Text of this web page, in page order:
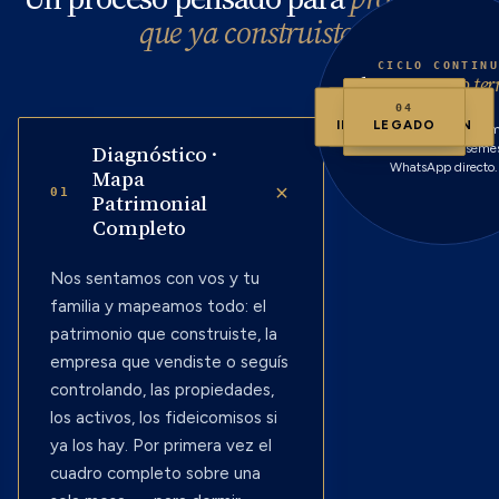
que ya construiste.
01
Diagnóstico ·
Mapa
Patrimonial
Completo
+
Nos sentamos con vos y tu
familia y mapeamos todo: el
patrimonio que construiste, la
empresa que vendiste o seguís
controlando, las propiedades,
los activos, los fideicomisos si
ya los hay. Por primera vez el
cuadro completo sobre una
CICLO
El procesono
Rebalanceo · research
mensual · reuniones
WhatsApp directo.
01
DIAGNÓSTICO
PERFIL &
DISEÑO
03
IMPLEMENTACIÓN
04
LEGADO